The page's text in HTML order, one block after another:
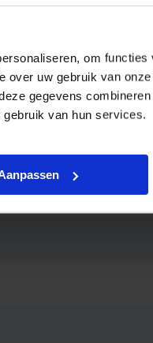
om
over uw gebruik van
gegevens
van hun services.